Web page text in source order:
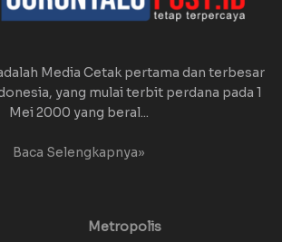
Media Cetak pertama dan terbesar
yang mulai terbit perdana pada 1
Mei 2000 yang beral...
Baca Selengkapnya»
Metropolis